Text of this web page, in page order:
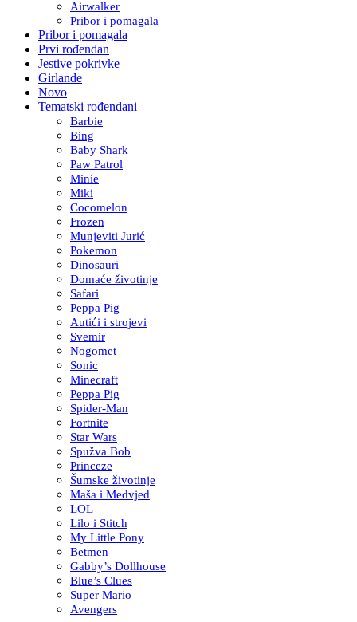
Airwalker
Pribor i pomagala
Pribor i pomagala
Prvi rođendan
Jestive pokrivke
Girlande
Novo
Tematski rođendani
Barbie
Bing
Baby Shark
Paw Patrol
Minie
Miki
Cocomelon
Frozen
Munjeviti Jurić
Pokemon
Dinosauri
Domaće životinje
Safari
Peppa Pig
Autići i strojevi
Svemir
Nogomet
Sonic
Minecraft
Peppa Pig
Spider-Man
Fortnite
Star Wars
Spužva Bob
Princeze
Šumske životinje
Maša i Medvjed
LOL
Lilo i Stitch
My Little Pony
Betmen
Gabby’s Dollhouse
Blue’s Clues
Super Mario
Avengers